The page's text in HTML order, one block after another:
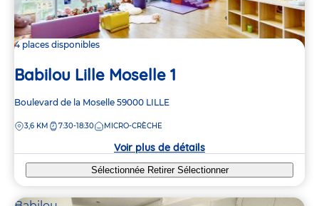
4 places disponibles
Babilou Lille Moselle 1
Adresse
la
Boulevard de la Moselle 59000 LILLE
DISTANCE
3,6 KM 7:30-18:30 MICRO-CRÈCHE
Voir plus de détails
Sélectionnée Retirer Sélectionner